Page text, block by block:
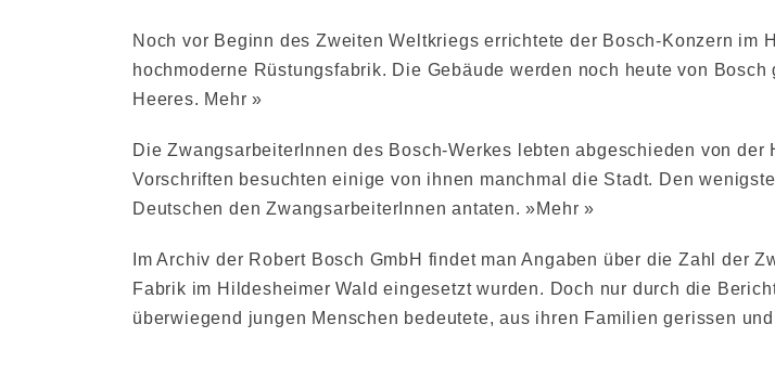
Noch vor Beginn des Zweiten Weltkriegs errichtete der Bosch-Konzern im
hochmoderne Rüstungsfabrik. Die Gebäude werden noch heute von
Heeres. Mehr »
Die ZwangsarbeiterInnen des Bosch-Werkes lebten abgeschieden von
Vorschriften besuchten einige von ihnen manchmal die Stadt. Den
Deutschen den ZwangsarbeiterInnen antaten. »Mehr »
Im Archiv der Robert Bosch GmbH findet man Angaben über die Zahl der
Fabrik im Hildesheimer Wald eingesetzt wurden. Doch nur durch die
überwiegend jungen Menschen bedeutete, aus ihren Familien gerissen